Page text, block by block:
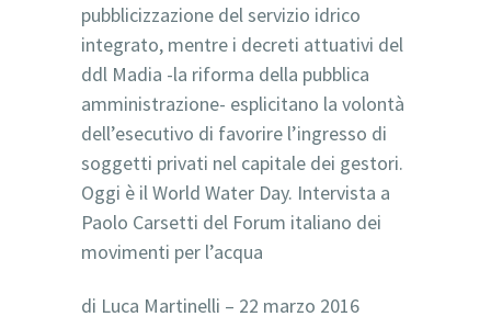
pubblicizzazione del servizio idrico
integrato, mentre i decreti attuativi del
ddl Madia -la riforma della pubblica
amministrazione- esplicitano la volontà
dell’esecutivo di favorire l’ingresso di
soggetti privati nel capitale dei gestori.
Oggi è il World Water Day. Intervista a
Paolo Carsetti del Forum italiano dei
movimenti per l’acqua
di Luca Martinelli – 22 marzo 2016